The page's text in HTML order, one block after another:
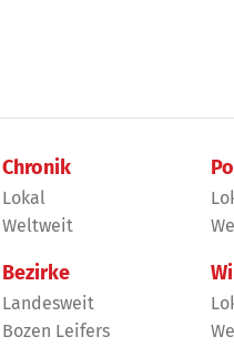
Chronik
Lokal
Weltweit
Bezirke
Landesweit
Bozen Leifers